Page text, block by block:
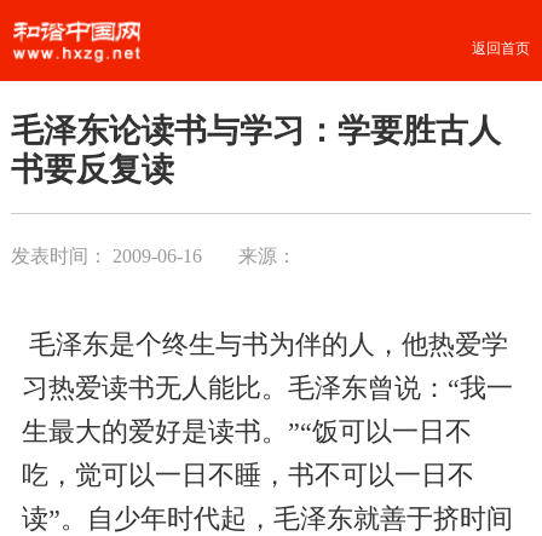
返回首页
毛泽东论读书与学习：学要胜古人
书要反复读
发表时间： 2009-06-16 来源：
毛泽东是个终生与书为伴的人，他热爱学
习热爱读书无人能比。毛泽东曾说：“我一
生最大的爱好是读书。”“饭可以一日不
吃，觉可以一日不睡，书不可以一日不
读”。自少年时代起，毛泽东就善于挤时间